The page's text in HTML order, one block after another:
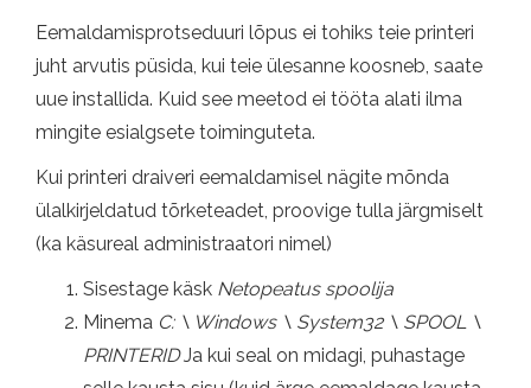
Eemaldamisprotseduuri lõpus ei tohiks teie printeri
juht arvutis püsida, kui teie ülesanne koosneb, saate
uue installida. Kuid see meetod ei tööta alati ilma
mingite esialgsete toiminguteta.
Kui printeri draiveri eemaldamisel nägite mõnda
ülalkirjeldatud tõrketeadet, proovige tulla järgmiselt
(ka käsureal administraatori nimel)
Sisestage käsk Netopeatus spoolija
Minema C: \ Windows \ System32 \ SPOOL \
PRINTERIDJa kui seal on midagi, puhastage